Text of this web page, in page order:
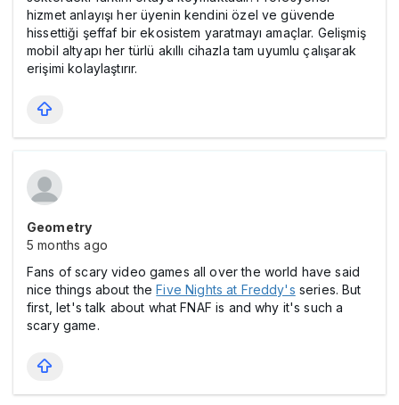
hizmet anlayışı her üyenin kendini özel ve güvende
hissettiği şeffaf bir ekosistem yaratmayı amaçlar. Gelişmiş
mobil altyapı her türlü akıllı cihazla tam uyumlu çalışarak
erişimi kolaylaştırır.
Geometry
5 months ago
Fans of scary video games all over the world have said
nice things about theFive Nights at Freddy's series. But
first, let's talk about what FNAF is and why it's such a
scary game.